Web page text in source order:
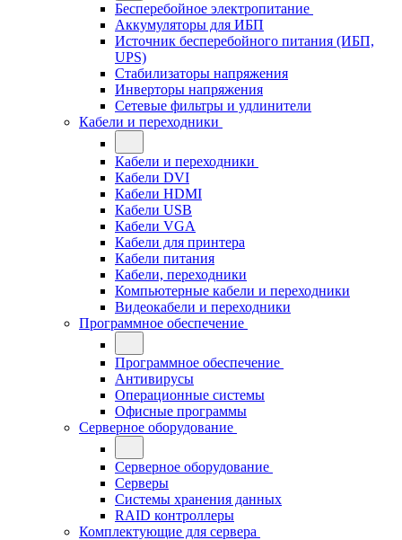
Бесперебойное электропитание
Аккумуляторы для ИБП
Источник бесперебойного питания (ИБП,
UPS)
Стабилизаторы напряжения
Инверторы напряжения
Сетевые фильтры и удлинители
Кабели и переходники
Кабели и переходники
Кабели DVI
Кабели HDMI
Кабели USB
Кабели VGA
Кабели для принтера
Кабели питания
Кабели, переходники
Компьютерные кабели и переходники
Видеокабели и переходники
Программное обеспечение
Программное обеспечение
Антивирусы
Операционные системы
Офисные программы
Серверное оборудование
Серверное оборудование
Серверы
Системы хранения данных
RAID контроллеры
Комплектующие для сервера